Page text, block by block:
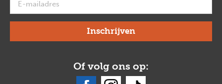
Of volg ons op: